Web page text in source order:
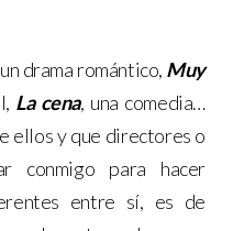
drama romántico, Muy
La cena, una comedia…
ellos y que directores o
conmigo para hacer
entre sí, es de